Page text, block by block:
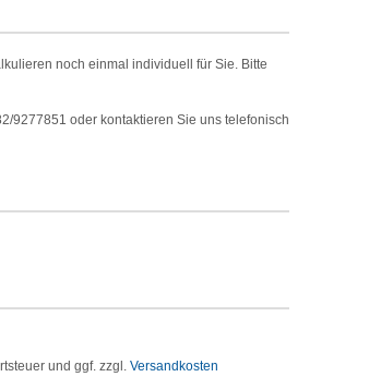
noch einmal individuell für Sie. Bitte
9277851 oder kontaktieren Sie uns telefonisch
und ggf. zzgl. Versandkosten